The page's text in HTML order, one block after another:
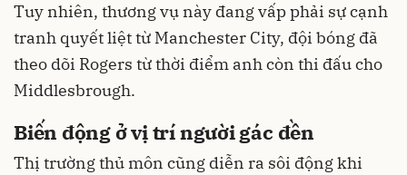
Tuy nhiên, thương vụ này đang vấp phải sự cạnh
tranh quyết liệt từ Manchester City, đội bóng đã
theo dõi Rogers từ thời điểm anh còn thi đấu cho
Middlesbrough.
Biến động ở vị trí người gác đền
Thị trường thủ môn cũng diễn ra sôi động khi